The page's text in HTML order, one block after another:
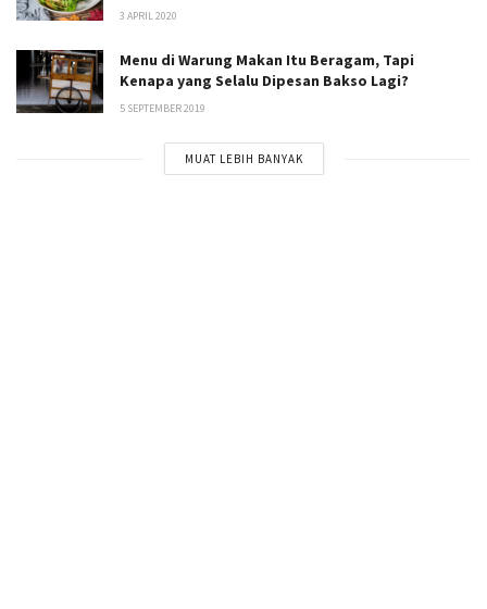
3 APRIL 2020
Menu di Warung Makan Itu Beragam, Tapi
Kenapa yang Selalu Dipesan Bakso Lagi?
5 SEPTEMBER 2019
MUAT LEBIH BANYAK